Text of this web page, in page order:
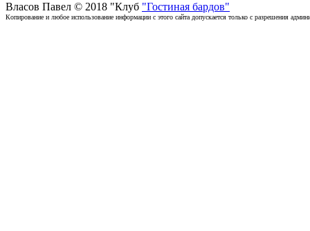
Власов Павел © 2018 "Клуб "Гостиная бардов"
Копирование и любое использование информации с этого сайта допускается только с разрешения